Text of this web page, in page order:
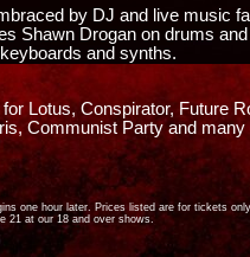
by DJ and live music
Shawn Drogan on drums and
and synths.
Lotus, Conspirator, Future
Communist Party and many
one hour later. Prices listed are for tickets
21 at our 18 and over shows.